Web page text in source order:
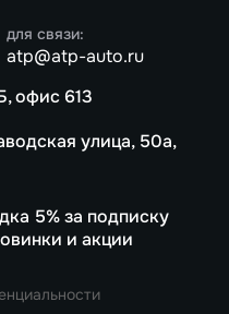
для связи:
atp@atp-auto.ru
офис 613
улица, 50а,
5% за подписку
и акции